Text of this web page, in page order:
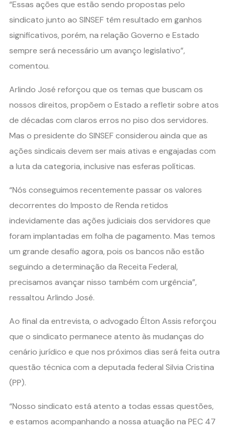
“Essas ações que estão sendo propostas pelo
sindicato junto ao SINSEF têm resultado em ganhos
significativos, porém, na relação Governo e Estado
sempre será necessário um avanço legislativo”,
comentou.
Arlindo José reforçou que os temas que buscam os
nossos direitos, propõem o Estado a refletir sobre atos
de décadas com claros erros no piso dos servidores.
Mas o presidente do SINSEF considerou ainda que as
ações sindicais devem ser mais ativas e engajadas com
a luta da categoria, inclusive nas esferas políticas.
“Nós conseguimos recentemente passar os valores
decorrentes do Imposto de Renda retidos
indevidamente das ações judiciais dos servidores que
foram implantadas em folha de pagamento. Mas temos
um grande desafio agora, pois os bancos não estão
seguindo a determinação da Receita Federal,
precisamos avançar nisso também com urgência”,
ressaltou Arlindo José.
Ao final da entrevista, o advogado Élton Assis reforçou
que o sindicato permanece atento às mudanças do
cenário jurídico e que nos próximos dias será feita outra
questão técnica com a deputada federal Silvia Cristina
(PP).
“Nosso sindicato está atento a todas essas questões,
e estamos acompanhando a nossa atuação na PEC 47